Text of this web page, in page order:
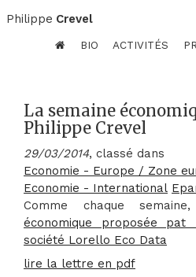
Philippe Crevel
BIO ACTIVITÉS
La semaine
Philippe Crevel
29/03/2014, classé dans
Economie - Europe / Zone
Economie - International
Comme chaque
économique proposée
société Lorello Eco Data
lire la lettre en pdf